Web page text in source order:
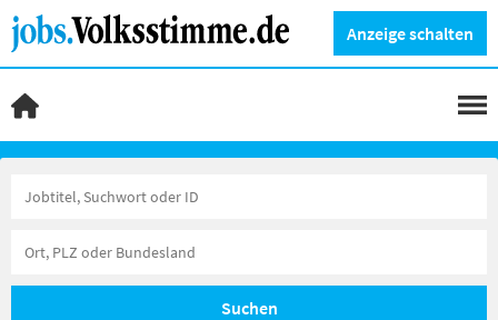
Anzeige schalten
Suchen